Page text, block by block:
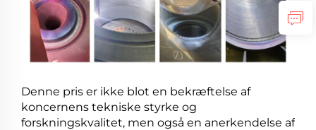
Denne pris er ikke blot en bekræftelse af
koncernens tekniske styrke og
forskningskvalitet, men også en anerkendelse af